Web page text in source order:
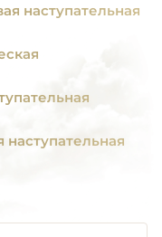
наступательная
наступательная